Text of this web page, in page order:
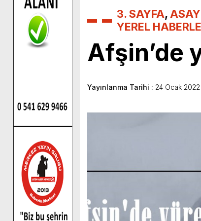
3. SAYFA,
YEREL
Afşin’de
Yayınlanma Tarihi : 24 Ocak